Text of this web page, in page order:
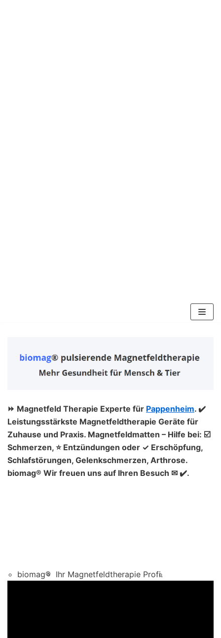
springen
⏩ Magnetfeld Therapie Experte für Pappenheim. ✔️
Leistungsstärkste Magnetfeldtherapie Geräte für
Zuhause und Praxis. Magnetfeldmatten – Hilfe bei: ☑️
Schmerzen, ⭐ Entzündungen oder ✓ Erschöpfung,
Schlafstörungen, Gelenkschmerzen, Arthrose.
biomag® Wir freuen uns auf Ihren Besuch ✉ ✔️.
biomag® Ihr Magnetfeldtherapie Profi.